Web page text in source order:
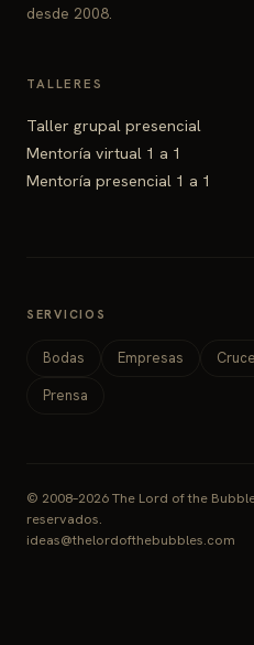
desde 2008.
TALLERES
Taller grupal presencial
Mentoría virtual 1 a 1
Mentoría presencial 1 a 1
SERVICIOS
Bodas Empresas
Prensa
© 2008–2026 The Lord of the
reservados.
ideas@thelordofthebubbles.com